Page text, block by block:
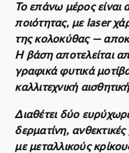
Το επάνω μέρος
ποιότητας, με laser
της κολοκύθας —
Η βάση αποτελείται
γραφικά φυτικά
καλλιτεχνική
Διαθέτει δύο
δερματίνη,
με μεταλλικούς